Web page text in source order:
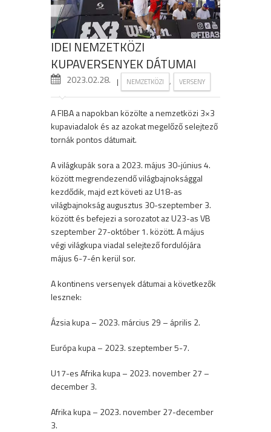
IDEI NEMZETKÖZI
KUPAVERSENYEK DÁTUMAI
2023.02.28. | NEMZETKÖZI , VERSENY
A FIBA a napokban közölte a nemzetközi 3×3
kupaviadalok és az azokat megelőző selejtező
tornák pontos dátumait.
A világkupák sora a 2023. május 30-június 4.
között megrendezendő világbajnoksággal
kezdődik, majd ezt követi az U18-as
világbajnokság augusztus 30-szeptember 3.
között és befejezi a sorozatot az U23-as VB
szeptember 27-október 1. között. A május
végi világkupa viadal selejtező fordulójára
május 6-7-én kerül sor.
A kontinens versenyek dátumai a következők
lesznek:
Ázsia kupa – 2023. március 29 – április 2.
Európa kupa – 2023. szeptember 5-7.
U17-es Afrika kupa – 2023. november 27 –
december 3.
Afrika kupa – 2023. november 27-december
3.